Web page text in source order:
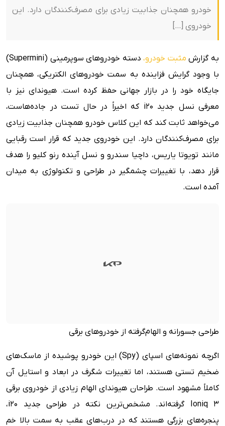
خودرو همچنان جذابیت زیادی برای مصرف‌کنندگان دارد. این
خودروی […]
به گزارش مثبت خودرو،
دسته خودروهای سوپرمینی (Supermini)
با وجود گرایش فزاینده به سمت خودروهای الکتریکی، همچنان
جایگاه خود را در بازار جهانی حفظ کرده است. هیوندای نیز با
معرفی نسل جدید i20 که اخیراً در حال تست در جاده‌هاست،
می‌خواهد ثابت کند که این کلاس خودرو همچنان جذابیت زیادی
برای مصرف‌کنندگان دارد. این خودروی جدید که قرار است رقبایی
مانند تویوتا یاریس، داچیا سندرو و نسل آینده رنو کلیو را هدف
قرار دهد، با تغییرات چشمگیر در طراحی و تکنولوژی به میدان
آمده است.
طراحی جسورانه و الهام‌گرفته از خودروهای برقی
اگرچه نمونه‌های اسپای (Spy) این خودرو پوشیده از ماسک‌های
ضخیم تستی هستند، اما تغییرات شگرف در ابعاد و استایل آن
کاملاً مشهود است. طراحان هیوندای الهام زیادی از خودروی برقی
Ioniq 3 گرفته‌اند. مشخص‌ترین نکته در طراحی جدید i20،
پنجره‌های بزرگی هستند که در درب‌های عقب به سمت بالا خم